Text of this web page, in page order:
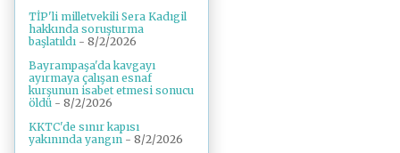
TİP'li milletvekili Sera Kadıgil
hakkında soruşturma
başlatıldı - 8/2/2026
Bayrampaşa'da kavgayı
ayırmaya çalışan esnaf
kurşunun isabet etmesi sonucu
öldü - 8/2/2026
KKTC'de sınır kapısı
yakınında yangın - 8/2/2026